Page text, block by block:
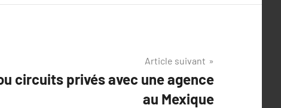
Article suivant
circuits privés avec une agence
au Mexique